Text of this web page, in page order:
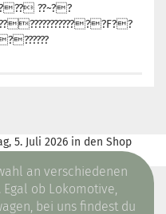
??~??
5. Juli 2026 in den Shop
an verschiedenen
ob Lokomotive,
bei uns findest du